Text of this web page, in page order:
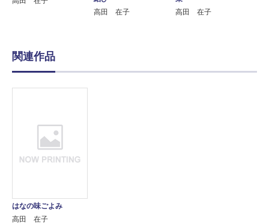
高田 在子
高田 在子
関連作品
はなの味ごよみ
高田 在子